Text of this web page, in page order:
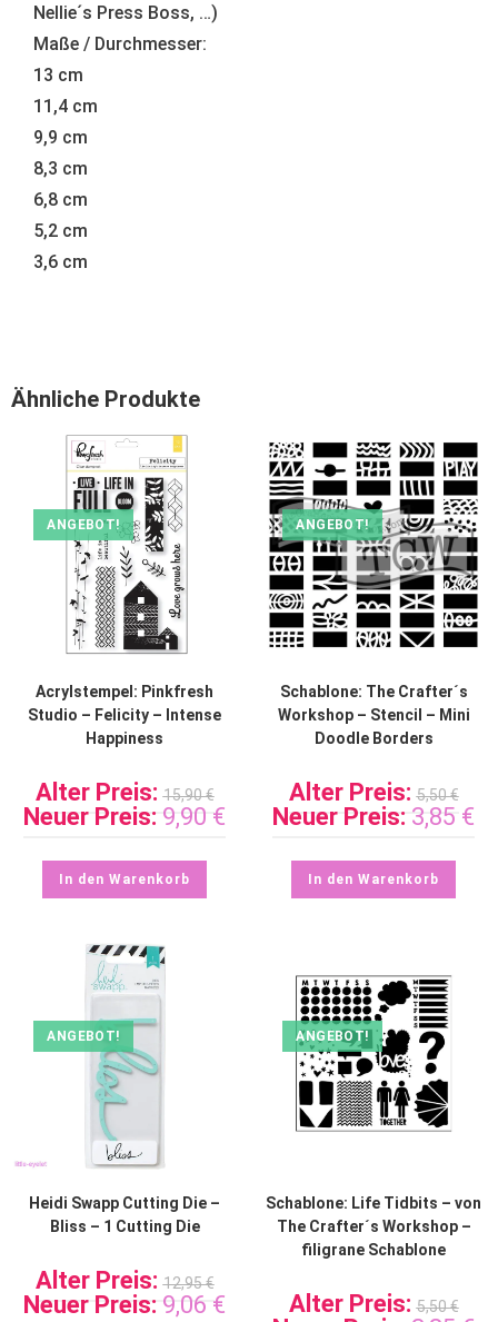
Nellie´s Press Boss, …)
Maße / Durchmesser:
13 cm
11,4 cm
9,9 cm
8,3 cm
6,8 cm
5,2 cm
3,6 cm
Ähnliche Produkte
ANGEBOT!
Acrylstempel: Pinkfresh
Studio – Felicity – Intense
Happiness
Alter Preis: 15,90€
Neuer Preis: 9,90 €
In den Warenkorb
ANGEBOT!
Schablone: The Crafter´s
Workshop – Stencil – Mini
Doodle Borders
Alter Preis: 5,50€
Neuer Preis: 3,85 €
In den Warenkorb
ANGEBOT!
Heidi Swapp Cutting Die –
Bliss – 1 Cutting Die
Alter Preis: 12,95€
Neuer Preis: 9,06 €
ANGEBOT!
Schablone: Life Tidbits – von
The Crafter´s Workshop –
filigrane Schablone
Alter Preis: 5,50€